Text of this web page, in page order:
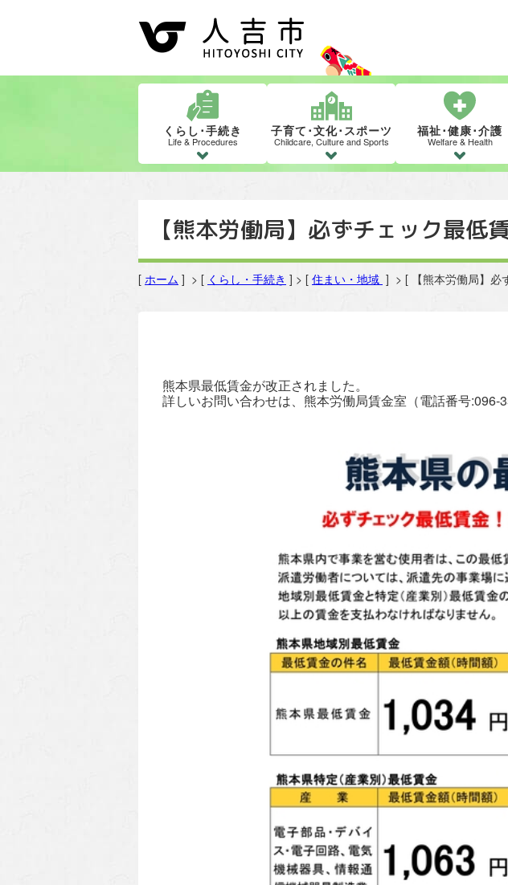
くらし･手続き
Life & Procedures
子育て･文化･スポーツ
Childcare, Culture and Sports
福祉･健康･介護
Welfare & Health
【熊本労働局】必ずチェック最低
[ ホーム ] > [ くらし・手続き ] > [ 住まい・地域 ] > [ 【熊本労働局】必
熊本県最低賃金が改正されました。
詳しいお問い合わせは、熊本労働局賃金室（電話番号:096-